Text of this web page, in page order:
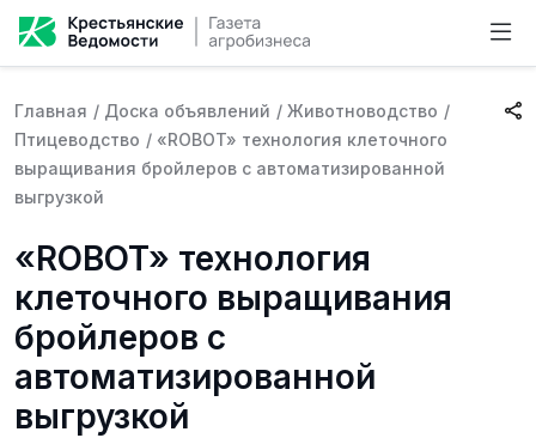
Главная / Доска объявлений / Животноводство /
Птицеводство / «ROBOT» технология клеточного
выращивания бройлеров с автоматизированной
выгрузкой
«ROBOT» технология
клеточного выращивания
бройлеров с
автоматизированной
выгрузкой